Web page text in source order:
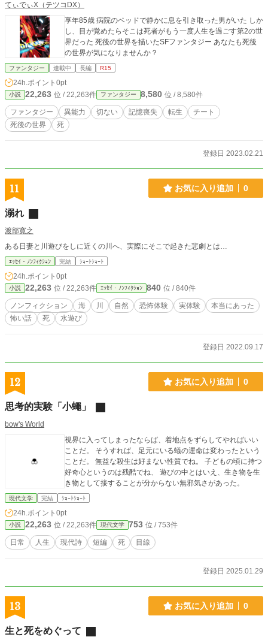
てぃでぃX（テツコDX）
享年85歳 病院のベッドで静かに息を引き取った男がいた しか
し、目が覚めたらそこは死者がもう一度人生を過ごす第2の世
界だった 死後の世界を描いたSFファンタジー あなたも死後
の世界が気になりませんか？
ファンタジー 連載中 長編 R15
24h.ポイント 0pt
小説 22,263 位 / 22,263件 ファンタジー 8,580 位 / 8,580件
ファンタジー 異能力 切ない 記憶喪失 転生
チート
死後の世界
死
登録日 2023.02.21
11 お気に入り追加 0
溺れ
渡部寛之
ある日妻と川遊びをしに近くの川へ、実際にそこで起きた悲劇とは…
ｴｯｾｲ・ﾉﾝﾌｨｸｼｮﾝ 完結 ｼｮｰﾄｼｮｰﾄ
24h.ポイント 0pt
小説 22,263 位 / 22,263件 ｴｯｾｲ・ﾉﾝﾌｨｸｼｮﾝ 840 位 / 840件
ノンフィクション 海 川 自然 恐怖体験 実体験
本当にあった
怖い話
死 水遊び
登録日 2022.09.17
12 お気に入り追加 0
思考的実験「小蠅」
bow's World
視界に入ってしまったならば、着地点をずらしてやればいい
ことだ。 そうすれば、足元にいる蟻の運命は変わったという
ことだ。 無益な殺生は好まない性質でね。 子どもの頃に持つ
好奇心というのは残酷でね、 遊びの中とはいえ、生き物を生
き物として接することが分からない無邪気さがあった。
現代文学 完結 ｼｮｰﾄｼｮｰﾄ
24h.ポイント 0pt
小説 22,263 位 / 22,263件 現代文学 753 位 / 753件
日常 人生 現代詩 短編 死 目線
登録日 2025.01.29
13 お気に入り追加 0
生と死をめぐって